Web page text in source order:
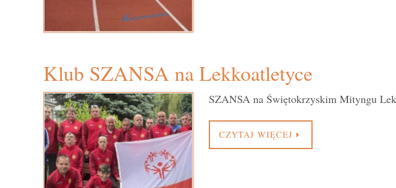
Klub SZANSA na Lekkoatletyce
SZANSA na Świętokrzyskim Mityngu
CZYTAJ WIĘCEJ